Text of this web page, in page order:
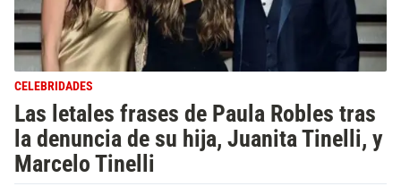
CELEBRIDADES
Las letales frases de Paula Robles tras
la denuncia de su hija, Juanita Tinelli, y
Marcelo Tinelli